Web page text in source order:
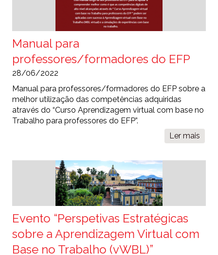
Manual para
professores/formadores do EFP
28/06/2022
Manual para professores/formadores do EFP sobre a
melhor utilização das competências adquiridas
através do “Curso Aprendizagem virtual com base no
Trabalho para professores do EFP”.
Ler mais
Evento “Perspetivas Estratégicas
sobre a Aprendizagem Virtual com
Base no Trabalho (vWBL)”